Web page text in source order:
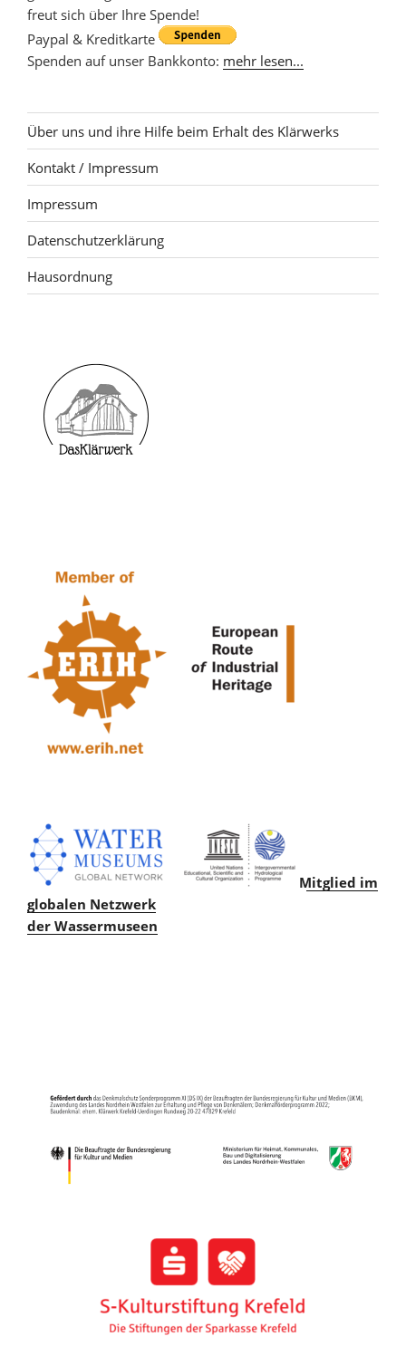
freut sich über Ihre Spende!
Paypal & Kreditkarte
Spenden auf unser Bankkonto: mehr lesen...
Über uns und ihre Hilfe beim Erhalt des Klärwerks
Kontakt / Impressum
Impressum
Datenschutzerklärung
Hausordnung
Mitglied im
globalen Netzwerk
der Wassermuseen